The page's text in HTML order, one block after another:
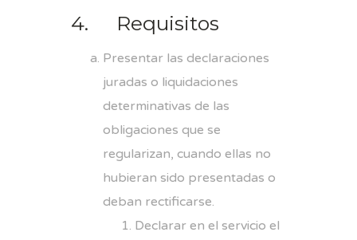
4. Requisitos
Presentar las declaraciones
juradas o liquidaciones
determinativas de las
obligaciones que se
regularizan, cuando ellas no
hubieran sido presentadas o
deban rectificarse.
Declarar en el servicio el